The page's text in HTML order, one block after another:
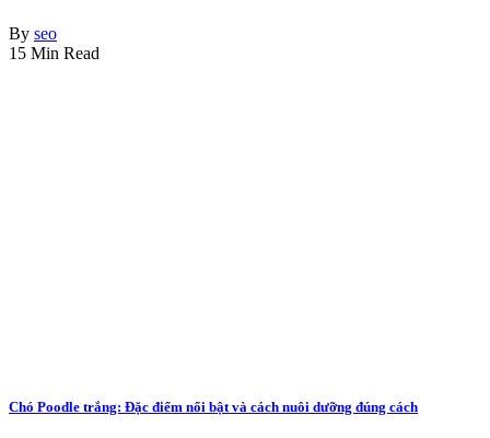
By seo
15 Min Read
Chó Poodle trắng: Đặc điểm nổi bật và cách nuôi dưỡng đúng cách